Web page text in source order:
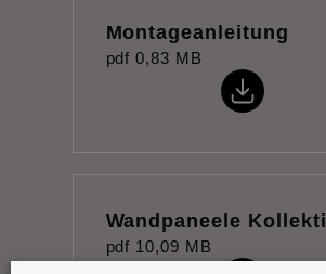
Montageanleitung
pdf 0,83 MB
Wandpaneele
pdf 10,09 MB